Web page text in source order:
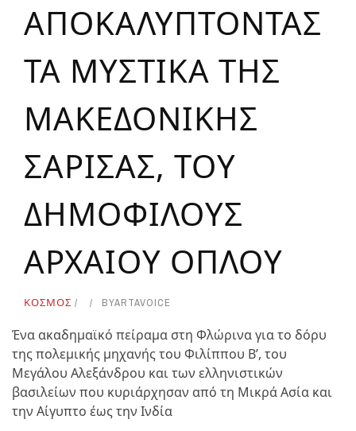
ΑΠΟΚΑΛΥΠΤΟΝΤΑΣ
ΤΑ ΜΥΣΤΙΚΑ ΤΗΣ
ΜΑΚΕΔΟΝΙΚΗΣ
ΣΑΡΙΣΑΣ, ΤΟΥ
ΔΗΜΟΦΙΛΟΥΣ
ΑΡΧΑΙΟΥ ΟΠΛΟΥ
ΚΟΣΜΟΣ BYARTAVOICE
Ένα ακαδημαϊκό πείραμα στη Φλώρινα για το δόρυ
της πολεμικής μηχανής του Φιλίππου Β’, του
Μεγάλου Αλεξάνδρου και των ελληνιστικών
βασιλείων που κυριάρχησαν από τη Μικρά Ασία και
την Αίγυπτο έως την Ινδία